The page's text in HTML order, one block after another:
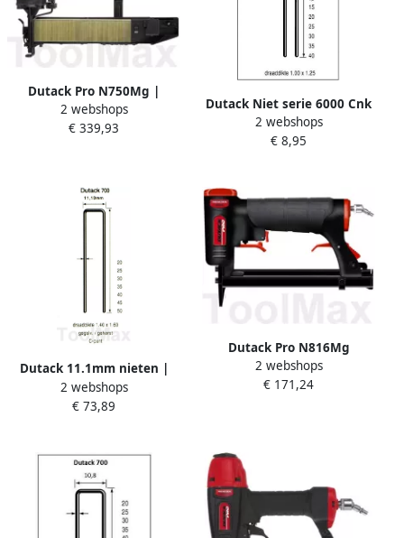
Dutack Pro N750Mg |
nieten 700 | 20 t m 50mm
4210056
2 webshops
€ 339,93
Dutack Niet serie 6000 Cnk
10mm doos 5 duizend
5028042
2 webshops
€ 8,95
Dutack 11.1mm nieten |
35mm | 10.000 stuks
5056041
2 webshops
€ 73,89
Dutack Pro N816Mg
Pneumatische Nietentacker
| Mtools
2 webshops
€ 171,24